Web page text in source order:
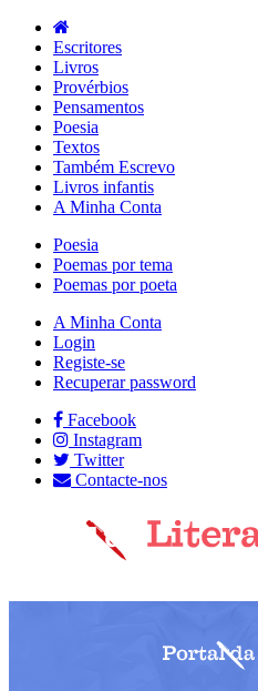
Escritores
Livros
Provérbios
Pensamentos
Poesia
Textos
Também Escrevo
Livros infantis
A Minha Conta
Poesia
Poemas por tema
Poemas por poeta
A Minha Conta
Login
Registe-se
Recuperar password
Facebook
Instagram
Twitter
Contacte-nos